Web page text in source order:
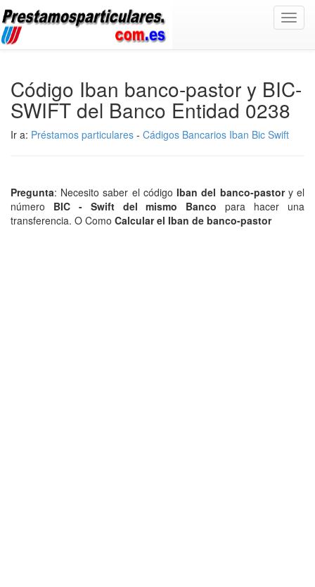
Código Iban banco-pastor y BIC-
SWIFT del Banco Entidad 0238
Ir a: Préstamos particulares - Cádigos Bancarios Iban Bic Swift
Pregunta: Necesito saber el códigoIban del banco-pastor y el
número BIC - Swift del mismo Banco para hacer una
transferencia. O Como Calcular el Iban de banco-pastor